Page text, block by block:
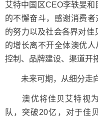
艾特中国区CEO李轶旻和
的不懈奋斗，感谢消费
的努力以及社会各界对佳
的增长离不开全体澳优
控制、品牌建设、渠道开
未来可期，从细分走
澳优将佳贝艾特视为
队，突破20亿，对于佳